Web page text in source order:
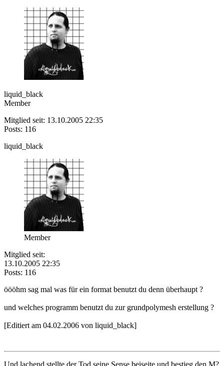
liquid_black
Member
Mitglied seit: 13.10.2005 22:35
Posts: 116
liquid_black
Member
Mitglied seit:
13.10.2005 22:35
Posts: 116
öööhm sag mal was für ein format benutzt du denn überhaupt ?
und welches programm benutzt du zur grundpolymesh erstellung ?
[Editiert am 04.02.2006 von liquid_black]
Und lachend stellte der Tod seine Sense beiseite und bestieg den M?